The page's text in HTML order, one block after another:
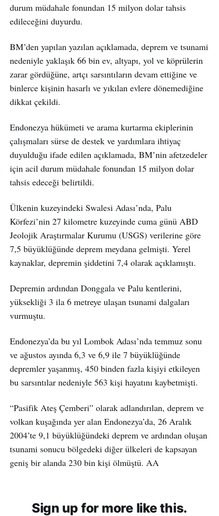
durum müdahale fonundan 15 milyon dolar tahsis
edileceğini duyurdu.
BM’den yapılan yazılan açıklamada, deprem ve tsunami
nedeniyle yaklaşık 66 bin ev, altyapı, yol ve köprülerin
zarar gördüğüne, artçı sarsıntıların devam ettiğine ve
binlerce kişinin hasarlı ve yıkılan evlere dönemediğine
dikkat çekildi.
Endonezya hükümeti ve arama kurtarma ekiplerinin
çalışmaları sürse de destek ve yardımlara ihtiyaç
duyulduğu ifade edilen açıklamada, BM’nin afetzedeler
için acil durum müdahale fonundan 15 milyon dolar
tahsis edeceği belirtildi.
Ülkenin kuzeyindeki Swalesi Adası’nda, Palu
Körfezi’nin 27 kilometre kuzeyinde cuma günü ABD
Jeolojik Araştırmalar Kurumu (USGS) verilerine göre
7,5 büyüklüğünde deprem meydana gelmişti. Yerel
kaynaklar, depremin şiddetini 7,4 olarak açıklamıştı.
Depremin ardından Donggala ve Palu kentlerini,
yüksekliği 3 ila 6 metreye ulaşan tsunami dalgaları
vurmuştu.
Endonezya’da bu yıl Lombok Adası’nda temmuz sonu
ve ağustos ayında 6,3 ve 6,9 ile 7 büyüklüğünde
depremler yaşanmış, 450 binden fazla kişiyi etkileyen
bu sarsıntılar nedeniyle 563 kişi hayatını kaybetmişti.
“Pasifik Ateş Çemberi” olarak adlandırılan, deprem ve
volkan kuşağında yer alan Endonezya’da, 26 Aralık
2004’te 9,1 büyüklüğündeki deprem ve ardından oluşan
tsunami sonucu bölgedeki diğer ülkeleri de kapsayan
geniş bir alanda 230 bin kişi ölmüştü. AA
Sign up for more like this.